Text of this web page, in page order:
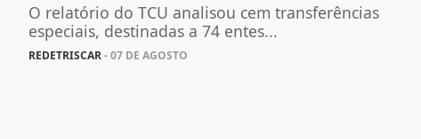
O relatório do TCU analisou cem transferências
especiais, destinadas a 74 entes...
REDETRISCAR- 07 DE AGOSTO